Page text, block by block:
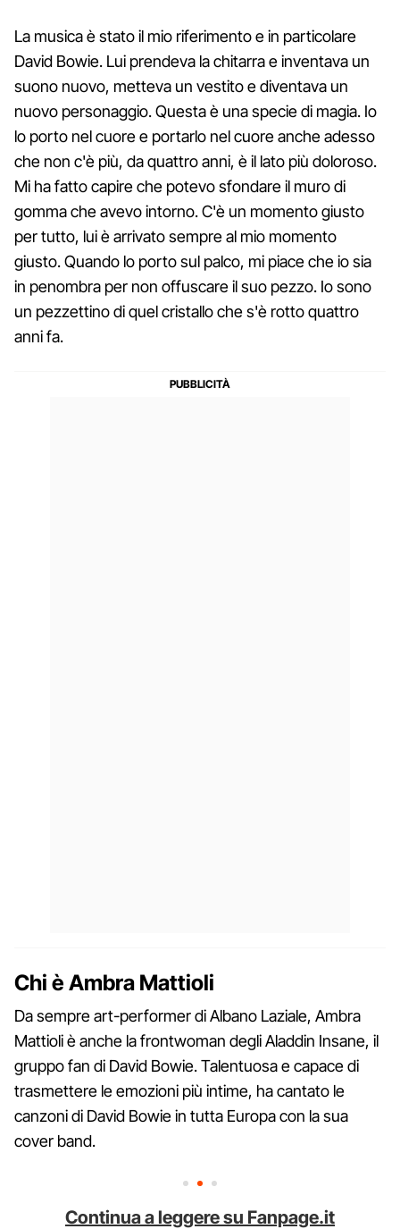
La musica è stato il mio riferimento e in particolare
David Bowie. Lui prendeva la chitarra e inventava un
suono nuovo, metteva un vestito e diventava un
nuovo personaggio. Questa è una specie di magia. Io
lo porto nel cuore e portarlo nel cuore anche adesso
che non c'è più, da quattro anni, è il lato più doloroso.
Mi ha fatto capire che potevo sfondare il muro di
gomma che avevo intorno. C'è un momento giusto
per tutto, lui è arrivato sempre al mio momento
giusto. Quando lo porto sul palco, mi piace che io sia
in penombra per non offuscare il suo pezzo. Io sono
un pezzettino di quel cristallo che s'è rotto quattro
anni fa.
Chi è Ambra Mattioli
Da sempre art-performer di Albano Laziale, Ambra
Mattioli è anche la frontwoman degli Aladdin Insane, il
gruppo fan di David Bowie. Talentuosa e capace di
trasmettere le emozioni più intime, ha cantato le
canzoni di David Bowie in tutta Europa con la sua
cover band.
Continua a leggere su Fanpage.it